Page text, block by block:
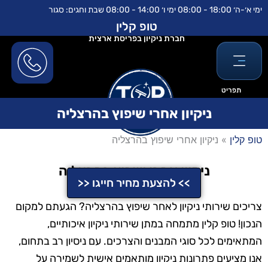
לתוכן
דילוג
ימי א׳-ה׳ 18:00 - 08:00 ימי ו׳ 14:00 - 08:00 שבת וחגים: סגור
תפריט
טופ קלין
חברת ניקיון בפריסת ארצית
ניקיון אחרי שיפוץ בהרצליה
טופ קלין » ניקיון אחרי שיפוץ בהרצליה
ניקיון אחרי שיפוץ בהרצליה
>> להצעת מחיר חייגו <<
צריכים שירותי ניקיון לאחר שיפוץ בהרצליה? הגעתם למקום
הנכון! טופ קלין מתמחה במתן שירותי ניקיון איכותיים,
המתאימים לכל סוגי המבנים והצרכים. עם ניסיון רב בתחום,
אנו מציעים פתרונות ניקיון מותאמים אישית לשמירה על